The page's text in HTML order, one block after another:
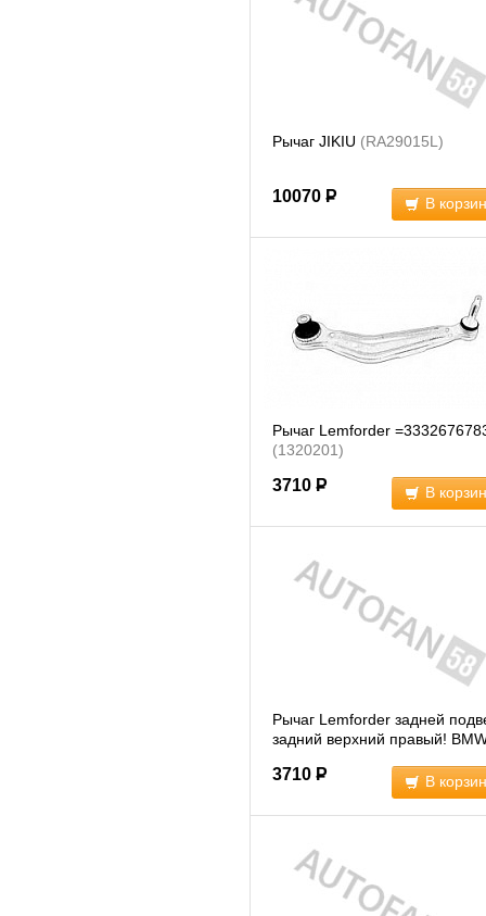
Рычаг JIKIU (RA29015L)
10070 Р В
Рычаг Lemforder
(1320201)
3710 Р В
Рычаг Lemforder задней
задний верхний правый!
(1320301)
3710 Р В